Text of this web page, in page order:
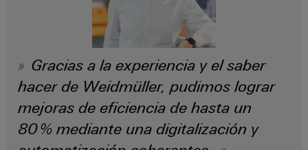
movilidad
respetuosa
con
el
clima
en
el
transporte
Impresoras
industriales
Industry
light
Infraestructura
del
Gracias a la experiencia y el saber
hacer de Weidmüller, pudimos lograr
mejoras de eficiencia de hasta un
80 % mediante una digitalización y